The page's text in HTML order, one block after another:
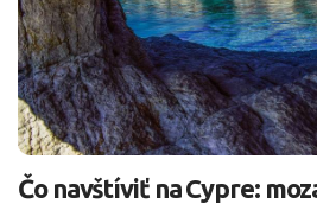
Čo navštíviť na Cypre: